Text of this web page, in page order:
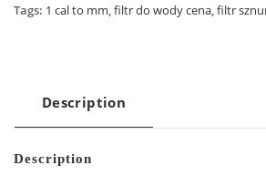
Tags: 1 cal to mm,filtr do wody cena,filtr
Description
Description